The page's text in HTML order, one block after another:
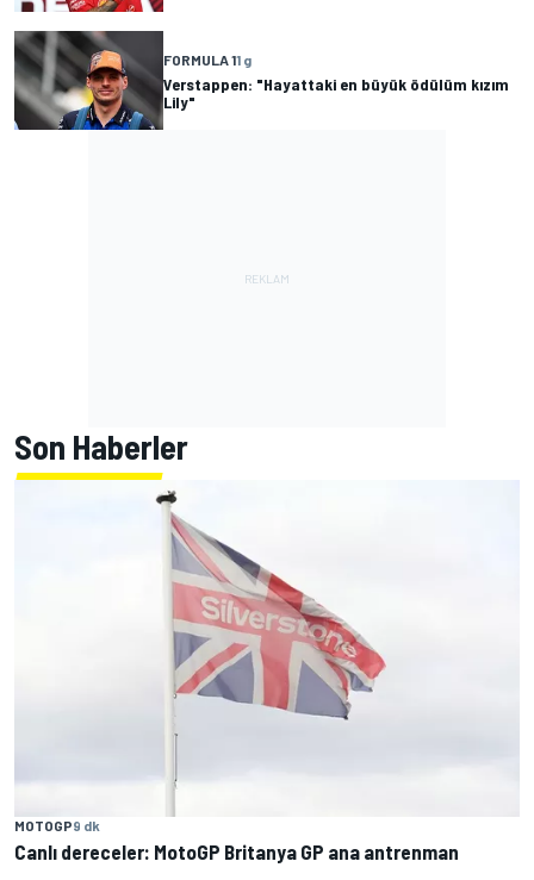
FORMULA 11 g
Verstappen: "Hayattaki en büyük ödülüm kızım
Lily"
Son Haberler
MOTOGP9 dk
Canlı dereceler: MotoGP Britanya GP ana antrenman